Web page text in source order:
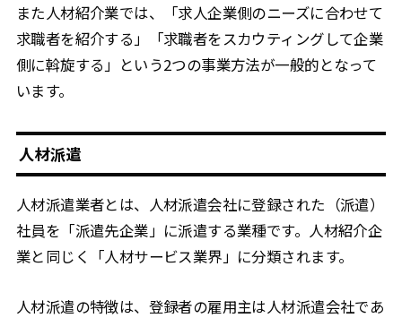
また人材紹介業では、「求人企業側のニーズに合わせて
求職者を紹介する」「求職者をスカウティングして企業
側に斡旋する」という2つの事業方法が一般的となって
います。
人材派遣
人材派遣業者とは、人材派遣会社に登録された（派遣）
社員を「派遣先企業」に派遣する業種です。人材紹介企
業と同じく「人材サービス業界」に分類されます。
人材派遣の特徴は、登録者の雇用主は人材派遣会社であ